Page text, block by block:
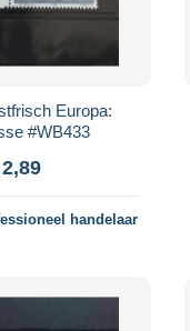
Europa:
#WB433
handelaar